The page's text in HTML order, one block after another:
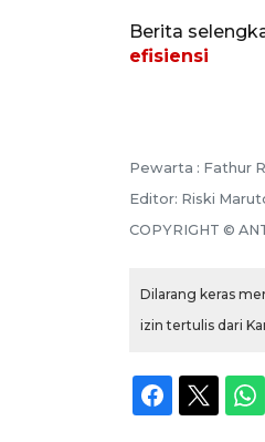
Berita
efisiensi
Pewarta : Fathur
Editor: Riski
COPYRIGHT ©
Dilarang keras
izin tertulis dari